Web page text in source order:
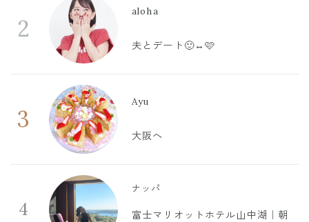
2
aloha
夫とデート🙂‍↔️🩷
3
Ayu
大阪へ
4
ナッパ
富士マリオットホテル山中湖｜朝